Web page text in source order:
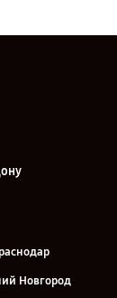
Новгород